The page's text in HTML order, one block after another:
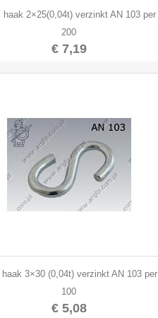
 Snel bekijken
haak 2×25(0,04t) verzinkt AN 103 per
200
€ 7,19
Snel bekijken
haak 3×30 (0,04t) verzinkt AN 103 per
100
€ 5,08